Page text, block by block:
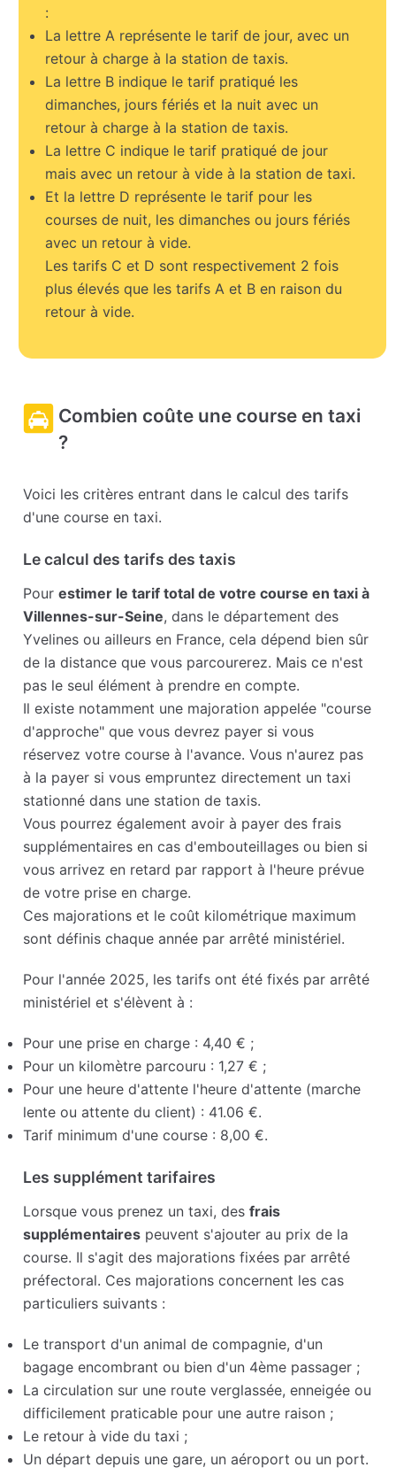
:
La lettre A représente le tarif de jour, avec un
retour à charge à la station de taxis.
La lettre B indique le tarif pratiqué les
dimanches, jours fériés et la nuit avec un
retour à charge à la station de taxis.
La lettre C indique le tarif pratiqué de jour
mais avec un retour à vide à la station de taxi.
Et la lettre D représente le tarif pour les
courses de nuit, les dimanches ou jours fériés
avec un retour à vide.
Les tarifs C et D sont respectivement 2 fois
plus élevés que les tarifs A et B en raison du
retour à vide.
Combien coûte une course en taxi
?
Voici les critères entrant dans le calcul des tarifs
d'une course en taxi.
Le calcul des tarifs des taxis
Pourestimer le tarif total de votre course en taxi à
Villennes-sur-Seine, dans le département des
Yvelines ou ailleurs en France, cela dépend bien sûr
de la distance que vous parcourerez. Mais ce n'est
pas le seul élément à prendre en compte.
Il existe notamment une majoration appelée "course
d'approche" que vous devrez payer si vous
réservez votre course à l'avance. Vous n'aurez pas
à la payer si vous empruntez directement un taxi
stationné dans une station de taxis.
Vous pourrez également avoir à payer des frais
supplémentaires en cas d'embouteillages ou bien si
vous arrivez en retard par rapport à l'heure prévue
de votre prise en charge.
Ces majorations et le coût kilométrique maximum
sont définis chaque année par arrêté ministériel.
Pour l'année 2025, les tarifs ont été fixés par arrêté
ministériel et s'élèvent à :
Pour une prise en charge : 4,40 € ;
Pour un kilomètre parcouru : 1,27 € ;
Pour une heure d'attente l'heure d'attente (marche
lente ou attente du client) : 41.06 €.
Tarif minimum d'une course : 8,00 €.
Les supplément tarifaires
Lorsque vous prenez un taxi, desfrais
supplémentaires peuvent s'ajouter au prix de la
course. Il s'agit des majorations fixées par arrêté
préfectoral. Ces majorations concernent les cas
particuliers suivants :
Le transport d'un animal de compagnie, d'un
bagage encombrant ou bien d'un 4ème passager ;
La circulation sur une route verglassée, enneigée ou
difficilement praticable pour une autre raison ;
Le retour à vide du taxi ;
Un départ depuis une gare, un aéroport ou un port.